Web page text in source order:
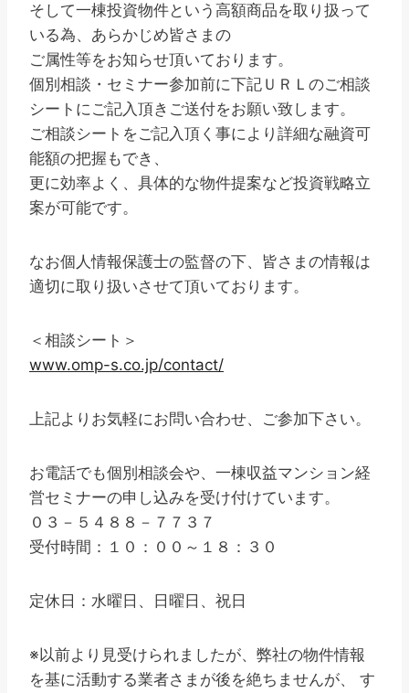
そして一棟投資物件という高額商品を取り扱って
いる為、あらかじめ皆さまの
ご属性等をお知らせ頂いております。
個別相談・セミナー参加前に下記ＵＲＬのご相談
シートにご記入頂きご送付をお願い致します。
ご相談シートをご記入頂く事により詳細な融資可
能額の把握もでき、
更に効率よく、具体的な物件提案など投資戦略立
案が可能です。
なお個人情報保護士の監督の下、皆さまの情報は
適切に取り扱いさせて頂いております。
＜相談シート＞
www.omp-s.co.jp/contact/
上記よりお気軽にお問い合わせ、ご参加下さい。
お電話でも個別相談会や、一棟収益マンション経
営セミナーの申し込みを受け付けています。
０３－５４８８－７７３７
受付時間：１０：００～１８：３０
定休日：水曜日、日曜日、祝日
※以前より見受けられましたが、弊社の物件情報
を基に活動する業者さまが後を絶ちませんが、 す